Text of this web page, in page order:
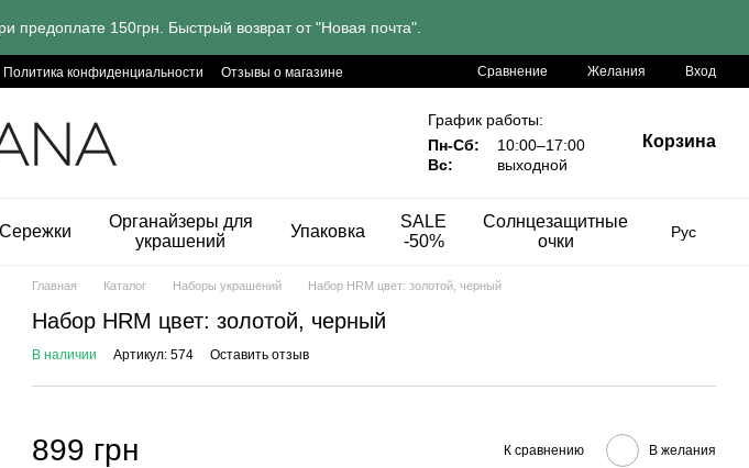
предоплате 150грн. Быстрый возврат от "Новая почта".
Политика конфиденциальности
Отзывы о магазине
Сравнение Желания Вход
График работы:
Пн-Сб:
10:00–17:00
Вс:
выходной
Корзина
Сережки
Органайзеры для
украшений
Упаковка
SALE
-50%
Солнцезащитные
очки
Рус
Главная Каталог Наборы украшений Набор HRM цвет: золотой, черный
Набор HRM цвет: золотой, черный
В наличии Артикул: 574 Оставить отзыв
899 грн К сравнению В желания